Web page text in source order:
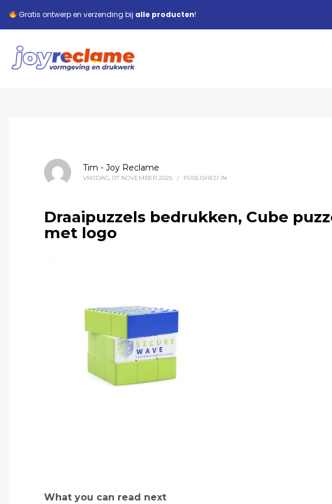
Gratis ontwerp en verzending bij alle producten!
Tim - Joy Reclame
VRIJDAG, 07 NOVEMBER 2025 / PUBLISHED IN
Draaipuzzels bedrukken, Cube
met logo
What you can read next